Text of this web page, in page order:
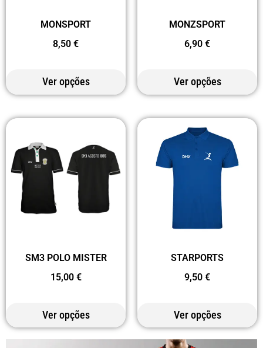
MONSPORT
8,50 €
Ver opções
MONZSPORT
6,90 €
Ver opções
SM3 POLO MISTER
15,00 €
Ver opções
STARPORTS
9,50 €
Ver opções